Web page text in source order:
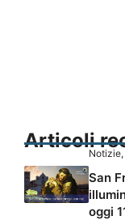
Articoli
Notizie,
San
oggi